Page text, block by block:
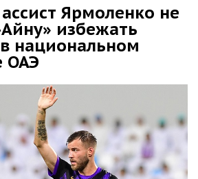
Ярмоленко не
избежать
национальном
ОАЭ